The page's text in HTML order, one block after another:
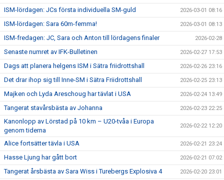
ISM-lördagen: JCs första individuella SM-guld 2026-03-01 08:16
ISM-lördagen: Sara 60m-femma! 2026-03-01 08:13
ISM-fredagen: JC, Sara och Anton till lördagens finaler 2026-02-28
Senaste numret av IFK-Bulletinen 2026-02-27 17:53
Dags att planera helgens ISM i Sätra friidrottshall 2026-02-26 23:16
Det drar ihop sig till Inne-SM i Sätra Friidrottshall 2026-02-25 23:13
Majken och Lyda Areschoug har tävlat i USA 2026-02-24 13:49
Tangerat stavårsbästa av Johanna 2026-02-23 22:25
Kanonlopp av Lörstad på 10 km – U20-tvåa i Europa
genom tiderna
2026-02-22 12:20
Alice fortsätter tävla i USA 2026-02-21 23:24
Hasse Ljung har gått bort 2026-02-21 07:02
Tangerat årsbästa av Sara Wiss i Turebergs Explosiva 4 2026-02-20 23:01